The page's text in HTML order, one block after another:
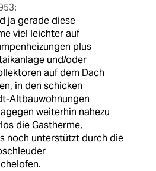
ja gerade diese
viel leichter auf
plus
und/oder
auf dem Dach
in den schicken
Altbauwohnungen
weiterhin nahezu
die Gastherme,
noch unterstützt durch die